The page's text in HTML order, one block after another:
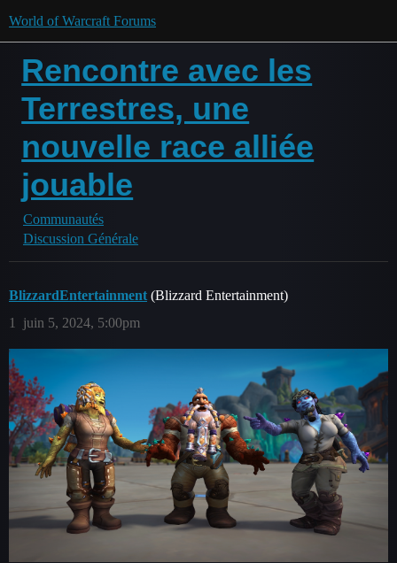
World of Warcraft Forums
Rencontre avec les
Terrestres, une
nouvelle race alliée
jouable
Communautés
Discussion Générale
BlizzardEntertainment (Blizzard Entertainment)
juin 5, 2024, 5:00pm
1